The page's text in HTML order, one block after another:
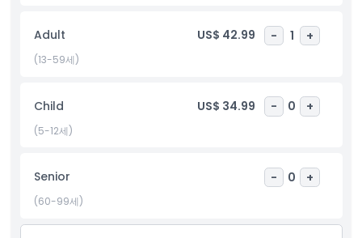
다. 단순한 박물관을 넘어 탐험, 웃음, 발견으로 가득한 몰입형 여정
입니다. 지역 주민과 여행객 모두에게 꼭 방문해야 할 명소입니다.
포함 사항
아동 성인 정책
포함되지 않는 사항
Adult US$ 42.99 - 1 +
(13-59세)
Child US$ 34.99 - 0 +
(5-12세)
Senior - 0 +
(60-99세)